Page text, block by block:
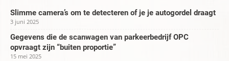
Slimme camera’s om te detecteren of je je autogordel draagt
3 juni 2025
Gegevens die de scanwagen van parkeerbedrijf OPC
opvraagt zijn “buiten proportie”
15 mei 2025